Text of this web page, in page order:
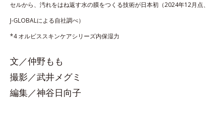
セルから、汚れをはね返す水の膜をつくる技術が日本初（2024年12月点、
J-GLOBALによる自社調べ）
*4 オルビススキンケアシリーズ内保湿力
文／仲野もも
撮影／武井メグミ
編集／神谷日向子